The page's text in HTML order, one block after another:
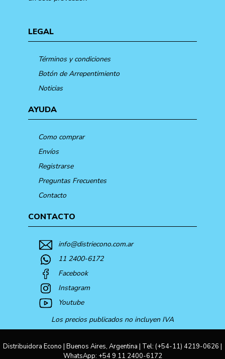
LEGAL
Términos y condiciones
Botón de Arrepentimiento
Noticias
AYUDA
Como comprar
Envíos
Registrarse
Preguntas Frecuentes
Contacto
CONTACTO
info@distriecono.com.ar
11 2400-6172
Facebook
Instagram
Youtube
Los precios publicados no incluyen IVA
Distribuidora Econo | Buenos Aires, Argentina | Tel: (+54-11) 4219-0626 |
WhatsApp: +54 9 11 2400-6172